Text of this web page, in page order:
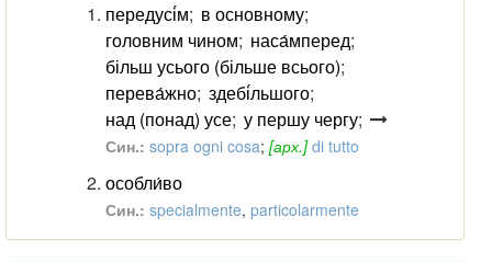
передусі́м; в основному;
головним чином; наса́мперед;
більш усього (більше всього);
перева́жно; здебі́льшого;
над (понад) усе; у першу чергу;
Син.: sopra ogni cosa; [арх.] di tutto
особли́во
Син.: specialmente, particolarmente